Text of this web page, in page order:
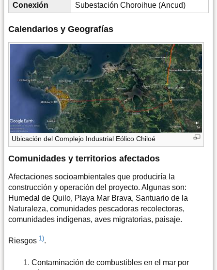
Conexión
Subestación Choroihue (Ancud)
Calendarios y Geografías
Ubicación del Complejo Industrial Eólico Chiloé
Comunidades y territorios afectados
Afectaciones socioambientales que produciría la
construcción y operación del proyecto. Algunas son:
Humedal de Quilo, Playa Mar Brava, Santuario de la
Naturaleza, comunidades pescadoras recolectoras,
comunidades indígenas, aves migratorias, paisaje.
Riesgos 1).
Contaminación de combustibles en el mar por